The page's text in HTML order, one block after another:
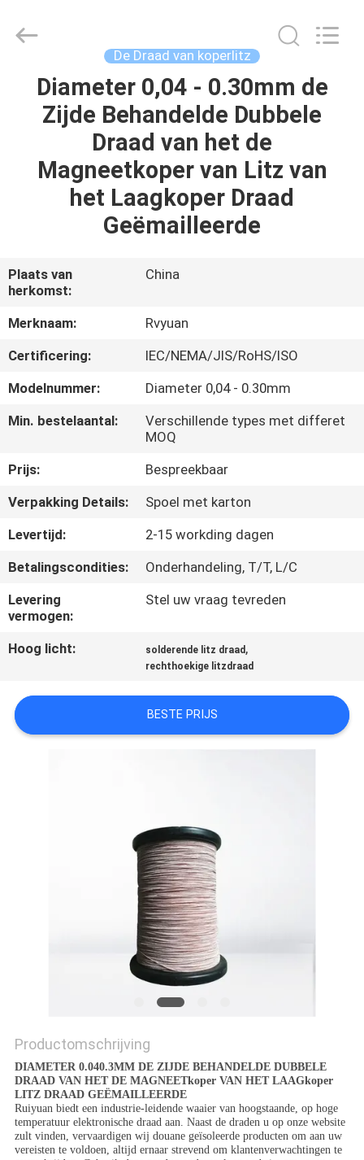
HUIS
PRODUCTEN
VIDEOS
ONGEVEER
ONS
FABRIEKSREIS
CONTACTEER
NIEUWS
VERZOEK
CITAAT
SITEMAP
PRIVACY
POLICY
Material
Co,.Ltd.
De Draad van koperlitz
Diameter 0,04 - 0.30mm de
Zijde Behandelde Dubbele
Draad van het de
Magneetkoper van Litz van
het Laagkoper Draad
Geëmailleerde
Plaats van
herkomst:
China
Merknaam:
Rvyuan
Certificering:
IEC/NEMA/JIS/RoHS/ISO
Modelnummer:
Diameter 0,04 - 0.30mm
Min. bestelaantal:
Verschillende types met differet
MOQ
Prijs:
Bespreekbaar
Verpakking Details:
Spoel met karton
Levertijd:
2-15 workding dagen
Betalingscondities:
Onderhandeling, T/T, L/C
Levering
vermogen:
Stel uw vraag tevreden
Hoog licht: solderende litz draad ,
rechthoekige litzdraad
BESTE PRIJS
Productomschrijving
DIAMETER 0.040.3MM DE ZIJDE BEHANDELDE DUBBELE
DRAAD VAN HET DE MAGNEETkoper VAN HET LAAGkoper
LITZ DRAAD GEËMAILLEERDE
Ruiyuan biedt een industrie-leidende waaier van hoogstaande, op hoge
temperatuur elektronische draad aan. Naast de draden u op onze website
zult vinden, vervaardigen wij douane geïsoleerde producten om aan uw
vereisten te voldoen, altijd ernaar strevend om klantenverwachtingen te